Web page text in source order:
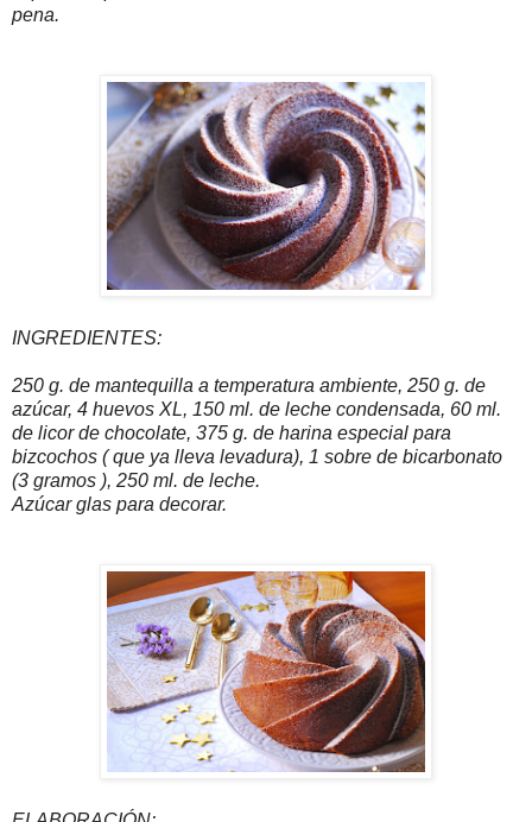
pena.
INGREDIENTES:
250 g. de mantequilla a temperatura ambiente, 250 g. de
azúcar, 4 huevos XL, 150 ml. de leche condensada, 60 ml.
de licor de chocolate, 375 g. de harina especial para
bizcochos ( que ya lleva levadura), 1 sobre de bicarbonato
(3 gramos ), 250 ml. de leche.
Azúcar glas para decorar.